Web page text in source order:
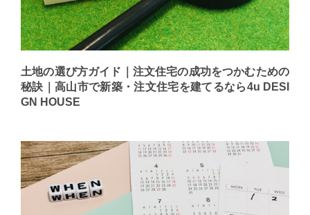
土地の選び方ガイド｜注文住宅の成功をつかむための
秘訣｜高山市で新築・注文住宅を建てるなら4u DESI
GN HOUSE